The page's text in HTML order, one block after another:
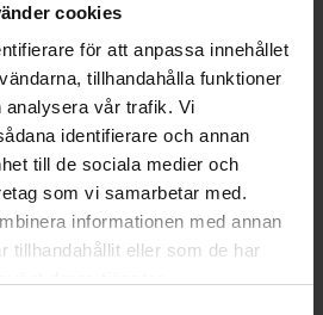
cookies
för att anpassa innehållet
tillhandahålla funktioner
vår trafik. Vi
identifierare och annan
till de sociala medier och
som vi samarbetar med.
informationen med annan
tillhandahållit eller som de har
- Serie 4
9 990:-
KÖP